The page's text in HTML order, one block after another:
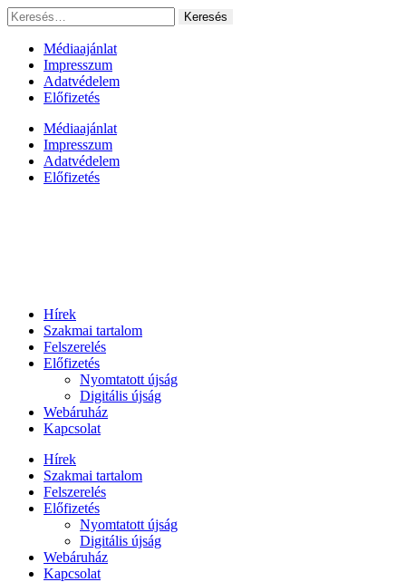
Ugrás
a
tartalomhoz
Keresés:
Médiaajánlat
Impresszum
Adatvédelem
Előfizetés
Médiaajánlat
Impresszum
Adatvédelem
Előfizetés
Hírek
Szakmai tartalom
Felszerelés
Előfizetés
Nyomtatott újság
Digitális újság
Webáruház
Kapcsolat
Hírek
Szakmai tartalom
Felszerelés
Előfizetés
Nyomtatott újság
Digitális újság
Webáruház
Kapcsolat